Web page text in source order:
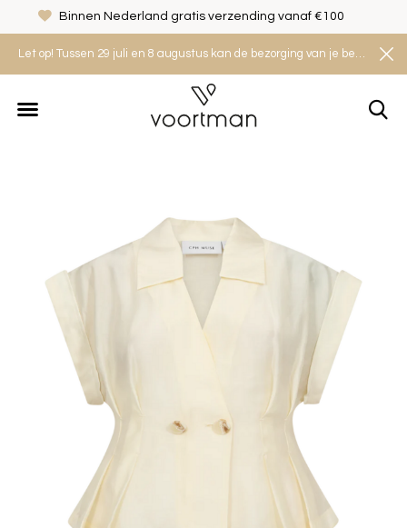
Let op! Tussen 29 juli en 8 augustus kan de bezorging van je bestelling iets langer duren. Houd rekening met een levertijd van 2 tot 4 werkdagen.
Binnen Nederland gratis verzending vanaf €100